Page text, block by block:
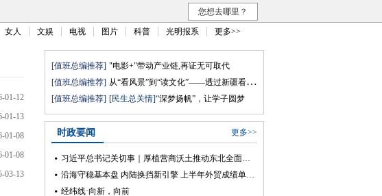
您想去哪里？
女人 文娱 电视 图片 科普 光明报系 更多>>
01-12
01-13
01-08
01-08
03-13